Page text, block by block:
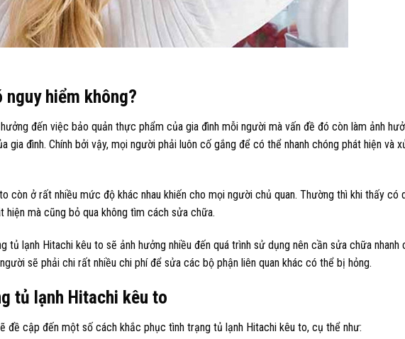
hiểm không?
đến việc bảo quản thực phẩm của gia đình mỗi người mà vấn đề đó còn làm ảnh
gia đình. Chính bởi vậy, mọi người phải luôn cố gắng để có thể nhanh chóng phát hiện và
còn ở rất nhiều mức độ khác nhau khiến cho mọi người chủ quan. Thường thì khi thấy có
hiện mà cũng bỏ qua không tìm cách sửa chữa.
lạnh Hitachi kêu to sẽ ảnh hưởng nhiều đến quá trình sử dụng nên cần sửa chữa nhanh
sẽ phải chi rất nhiều chi phí để sửa các bộ phận liên quan khác có thể bị hỏng.
tủ lạnh Hitachi kêu to
đề cập đến một số cách khắc phục tình trạng tủ lạnh Hitachi kêu to, cụ thể như: